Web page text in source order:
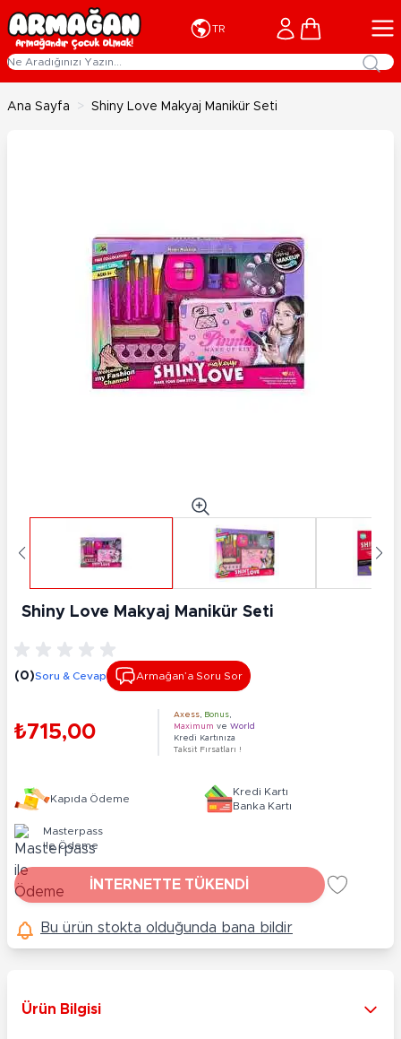
İçeriğe geç
TR Cart
Ana Sayfa > Shiny Love Makyaj Manikür Seti
Shiny Love Makyaj Manikür Seti
(0)Soru & Cevap Armağan’a Soru Sor
₺715,00
Axess Bonus
Maximum ve World
Kredi Kartınıza
Taksit Fırsatları !
Kapıda Ödeme
Kredi Kartı
Banka Kartı
Masterpass
ile Ödeme
İNTERNETTE TÜKENDİ
Bu ürün stokta olduğunda bana bildir
Ürün Bilgisi